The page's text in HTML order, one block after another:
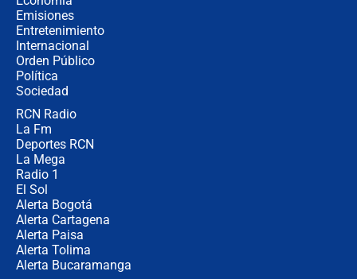
Emisiones
Entretenimiento
Internacional
Orden Público
Política
Sociedad
RCN Radio
La Fm
Deportes RCN
La Mega
Radio 1
El Sol
Alerta Bogotá
Alerta Cartagena
Alerta Paisa
Alerta Tolima
Alerta Bucaramanga